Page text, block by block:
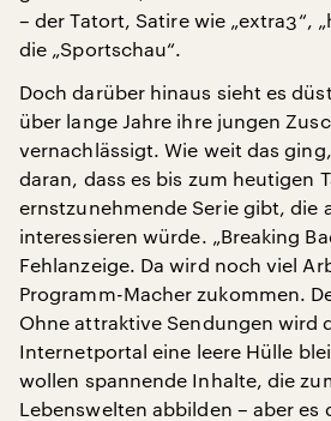
– der Tatort, Satire wie „extra3“,
die „Sportschau“.
Doch darüber hinaus sieht es
über lange Jahre ihre jungen
vernachlässigt. Wie weit das
daran, dass es bis zum heutigen
ernstzunehmende Serie gibt, die
interessieren würde. „Breaking
Fehlanzeige. Da wird noch viel
Programm-Macher zukommen.
Ohne attraktive Sendungen wird
Internetportal eine leere Hülle
wollen spannende Inhalte, die
Lebenswelten abbilden – aber es